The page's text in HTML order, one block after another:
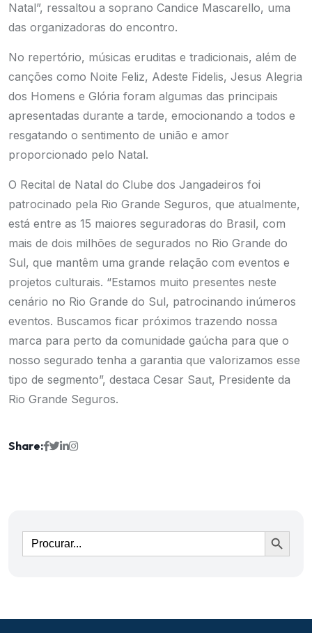
Natal”, ressaltou a soprano Candice Mascarello, uma
das organizadoras do encontro.
No repertório, músicas eruditas e tradicionais, além de
canções como Noite Feliz, Adeste Fidelis, Jesus Alegria
dos Homens e Glória foram algumas das principais
apresentadas durante a tarde, emocionando a todos e
resgatando o sentimento de união e amor
proporcionado pelo Natal.
O Recital de Natal do Clube dos Jangadeiros foi
patrocinado pela Rio Grande Seguros, que atualmente,
está entre as 15 maiores seguradoras do Brasil, com
mais de dois milhões de segurados no Rio Grande do
Sul, que mantêm uma grande relação com eventos e
projetos culturais. “Estamos muito presentes neste
cenário no Rio Grande do Sul, patrocinando inúmeros
eventos. Buscamos ficar próximos trazendo nossa
marca para perto da comunidade gaúcha para que o
nosso segurado tenha a garantia que valorizamos esse
tipo de segmento”, destaca Cesar Saut, Presidente da
Rio Grande Seguros.
Share:
Ir